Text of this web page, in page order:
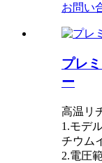
お問い
プレ
ー
高温リ
1.モデ
チウム
2.電圧